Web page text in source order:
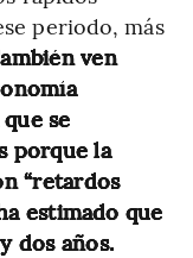
periodo, más
ven
se
porque la
“retardos
estimado que
dos años.